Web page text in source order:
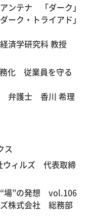
ンテナ 「ダーク」
ーク・トライアド」
済学研究科 教授
化 従業員を守る
弁護士 香川 希理
ス
ウィルズ 代表取締
“場”の発想 vol.106
ズ株式会社 総務部